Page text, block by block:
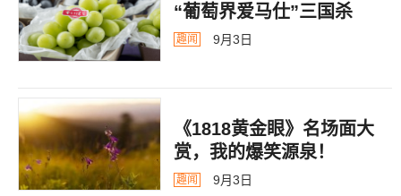
“葡萄界爱马仕”三国杀
趣闻 9月3日
《1818黄金眼》名场面大
赏，我的爆笑源泉！
趣闻 9月3日